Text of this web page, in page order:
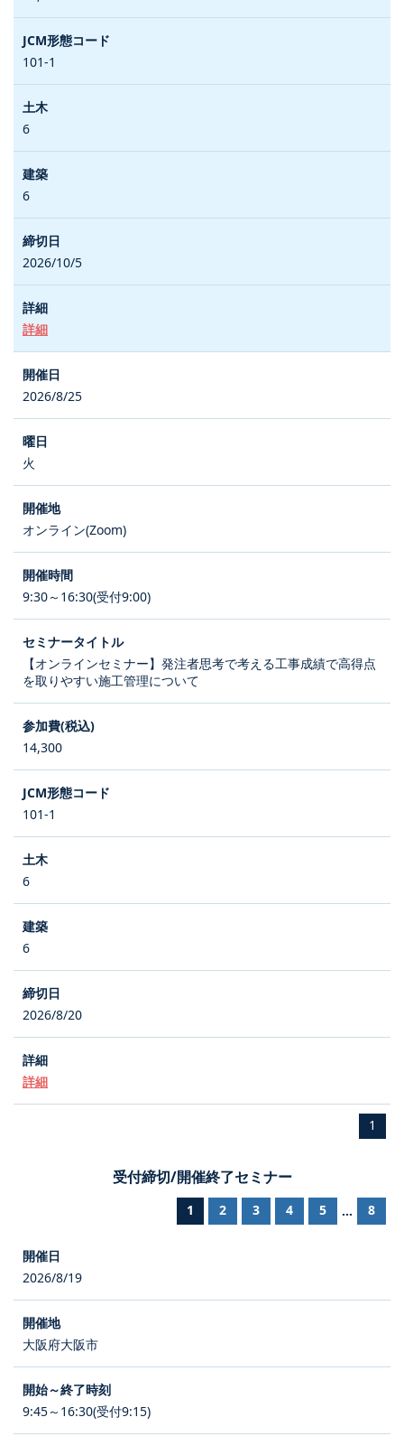
101-1
6
6
2026/10/5
詳細
2026/8/25
火
オンライン(Zoom)
9:30～16:30(受付9:00)
【オンラインセミナー】発注者思考で考える工事成績で高得点
を取りやすい施工管理について
14,300
101-1
6
6
2026/8/20
詳細
1
受付締切/開催終了セミナー
1 2 3 4 5 ... 8
2026/8/19
大阪府大阪市
9:45～16:30(受付9:15)